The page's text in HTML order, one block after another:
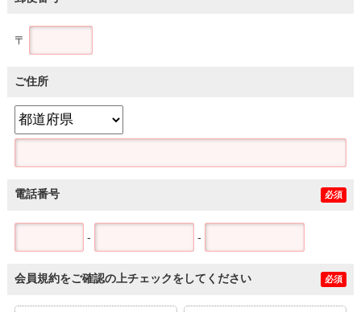
〒
ご住所
電話番号 必須
- -
会員規約をご確認の上チェックをしてください 必須